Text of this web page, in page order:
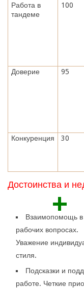
Работа в
тандеме
100
Доверие
95
Конкуренция
30
Достоинства и
+
Взаимопомощь в
рабочих вопросах.
Уважение
стиля.
Подсказки и
работе. Четкие